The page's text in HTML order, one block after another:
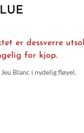
er dessverre
for kjop.
Blanc i nydelig fløyel.